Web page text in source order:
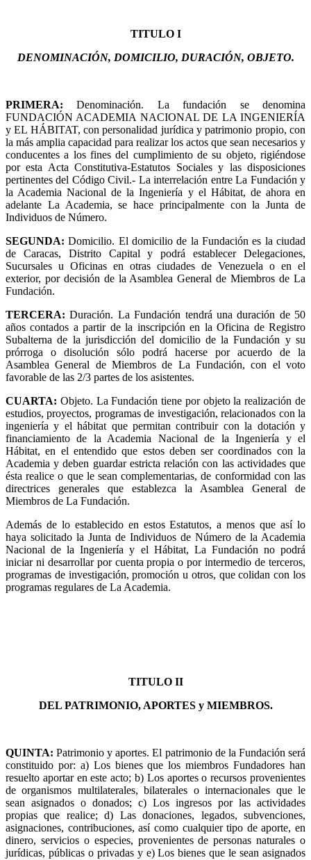
de la Ingeniería y El Hábitat
TITULO I
DENOMINACIÓN, DOMICILIO, DURACIÓN, OBJETO.
PRIMERA: Denominación. La fundación se denomina
FUNDACIÓN ACADEMIA NACIONAL DE LA INGENIERÍA
y EL HÁBITAT, con personalidad jurídica y patrimonio propio, con
la más amplia capacidad para realizar los actos que sean necesarios y
conducentes a los fines del cumplimiento de su objeto, rigiéndose
por esta Acta Constitutiva-Estatutos Sociales y las disposiciones
pertinentes del Código Civil.- La interrelación entre La Fundación y
la Academia Nacional de la Ingeniería y el Hábitat, de ahora en
adelante La Academia, se hace principalmente con la Junta de
Individuos de Número.
SEGUNDA: Domicilio. El domicilio de la Fundación es la ciudad
de Caracas, Distrito Capital y podrá establecer Delegaciones,
Sucursales u Oficinas en otras ciudades de Venezuela o en el
exterior, por decisión de la Asamblea General de Miembros de La
Fundación.
TERCERA: Duración. La Fundación tendrá una duración de 50
años contados a partir de la inscripción en la Oficina de Registro
Subalterna de la jurisdicción del domicilio de la Fundación y su
prórroga o disolución sólo podrá hacerse por acuerdo de la
Asamblea General de Miembros de La Fundación, con el voto
favorable de las 2/3 partes de los asistentes.
CUARTA: Objeto. La Fundación tiene por objeto la realización de
estudios, proyectos, programas de investigación, relacionados con la
ingeniería y el hábitat que permitan contribuir con la dotación y
financiamiento de la Academia Nacional de la Ingeniería y el
Hábitat, en el entendido que estos deben ser coordinados con la
Academia y deben guardar estricta relación con las actividades que
ésta realice o que le sean complementarias, de conformidad con las
directrices generales que establezca la Asamblea General de
Miembros de La Fundación.
Además de lo establecido en estos Estatutos, a menos que así lo
haya solicitado la Junta de Individuos de Número de la Academia
Nacional de la Ingeniería y el Hábitat, La Fundación no podrá
iniciar ni desarrollar por cuenta propia o por intermedio de terceros,
programas de investigación, promoción u otros, que colidan con los
programas regulares de La Academia.
TITULO II
DEL PATRIMONIO, APORTES y MIEMBROS.
QUINTA: Patrimonio y aportes. El patrimonio de la Fundación será
constituido por: a) Los bienes que los miembros Fundadores han
resuelto aportar en este acto; b) Los aportes o recursos provenientes
de organismos multilaterales, bilaterales o internacionales que le
sean asignados o donados; c) Los ingresos por las actividades
propias que realice; d) Las donaciones, legados, subvenciones,
asignaciones, contribuciones, así como cualquier tipo de aporte, en
dinero, servicios o especies, provenientes de personas naturales o
jurídicas, públicas o privadas y e) Los bienes que le sean asignados